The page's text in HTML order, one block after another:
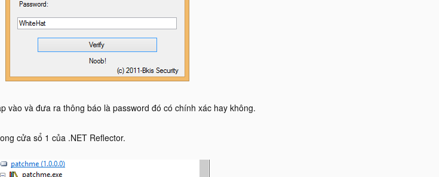
vào và đưa ra thông báo là password đó có chính xác hay không.
cửa sổ 1 của .NET Reflector.